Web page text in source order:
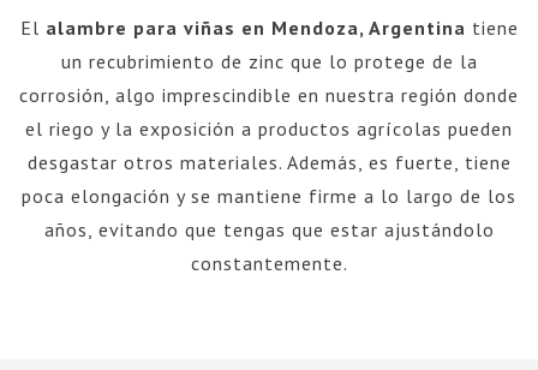
El alambre para viñas en Mendoza, Argentina tiene
un recubrimiento de zinc que lo protege de la
corrosión, algo imprescindible en nuestra región donde
el riego y la exposición a productos agrícolas pueden
desgastar otros materiales. Además, es fuerte, tiene
poca elongación y se mantiene firme a lo largo de los
años, evitando que tengas que estar ajustándolo
constantemente.